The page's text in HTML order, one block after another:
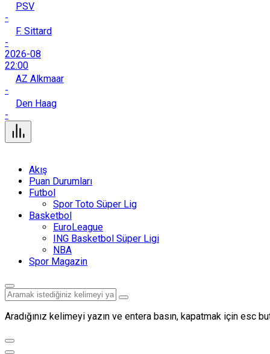
PSV
-
F. Sittard
-
2026-08
22:00
AZ Alkmaar
-
Den Haag
-
Akış
Puan Durumları
Futbol
Spor Toto Süper Lig
Basketbol
EuroLeague
ING Basketbol Süper Ligi
NBA
Spor Magazin
Aradığınız kelimeyi yazın ve entera basın, kapatmak için esc